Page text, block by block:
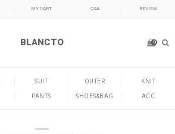
MY CART Q&A REVIEW
BLANCTO 0
SUIT OUTER KNIT
PANTS SHOES&BAG ACC